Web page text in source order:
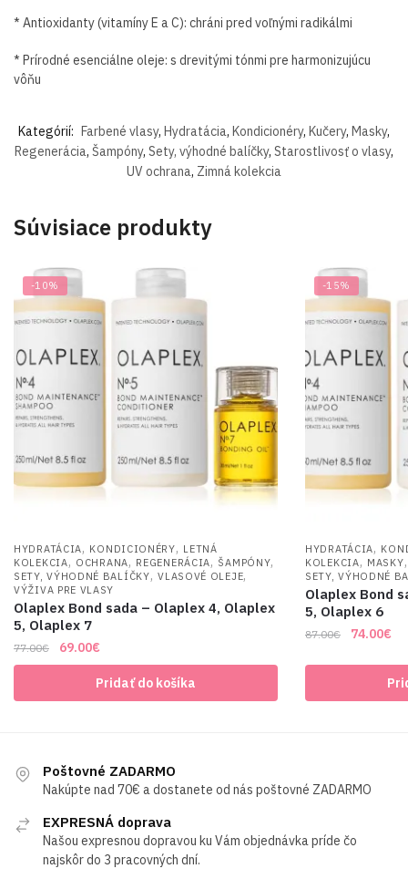
* Antioxidanty (vitamíny E a C): chráni pred voľnými radikálmi
* Prírodné esenciálne oleje: s drevitými tónmi pre harmonizujúcu
vôňu
Kategórií: Farbené vlasy, Hydratácia, Kondicionéry, Kučery, Masky,
Regenerácia, Šampóny, Sety, výhodné balíčky, Starostlivosť o vlasy,
UV ochrana, Zimná kolekcia
Súvisiace produkty
-10%
HYDRATÁCIA, KONDICIONÉRY, LETNÁ
KOLEKCIA, OCHRANA, REGENERÁCIA, ŠAMPÓNY,
SETY, VÝHODNÉ BALÍČKY,VLASOVÉ OLEJE,
VÝŽIVA PRE VLASY
Olaplex Bond sada – Olaplex 4, Olaplex
5, Olaplex 7
77.00€
Original
price
77.00€.
69.00€Current
price
is:
69.00€.
Pridať do košíka
-15%
HYDRATÁCIA,
KOLEKCIA, MASKY
SETY, VÝHODNÉ
Olaplex Bond
5, Olaplex 6
87.00€
Original
87.00€.
74.00€
Poštovné ZADARMO
Nakúpte nad 70€ a dostanete od nás poštovné ZADARMO
EXPRESNÁ doprava
Našou expresnou dopravou ku Vám objednávka príde čo
najskôr do 3 pracovných dní.